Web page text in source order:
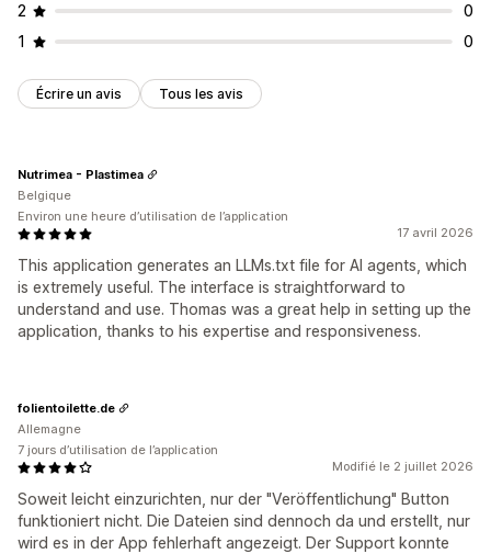
2
0
1
0
Écrire un avis Tous les avis
17 avril 2026
This application generates an LLMs.txt file for AI agents, which
is extremely useful. The interface is straightforward to
understand and use. Thomas was a great help in setting up the
application, thanks to his expertise and responsiveness.
Nutrimea - Plastimea
Belgique
Environ une heure d’utilisation de l’application
Modifié le 2 juillet 2026
Soweit leicht einzurichten, nur der "Veröffentlichung" Button
funktioniert nicht. Die Dateien sind dennoch da und erstellt, nur
wird es in der App fehlerhaft angezeigt. Der Support konnte
folientoilette.de
Allemagne
7 jours d’utilisation de l’application